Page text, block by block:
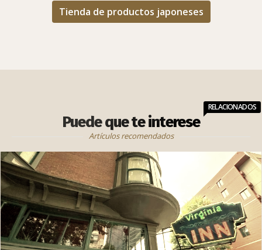
Tienda de productos japoneses
Puede que te interese
RELACIONADOS
Artículos recomendados